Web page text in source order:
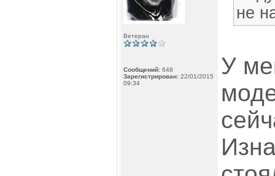
Ветеран
Сообщений: 648
Зарегистрирован: 22/01/2015
09:34
не
У